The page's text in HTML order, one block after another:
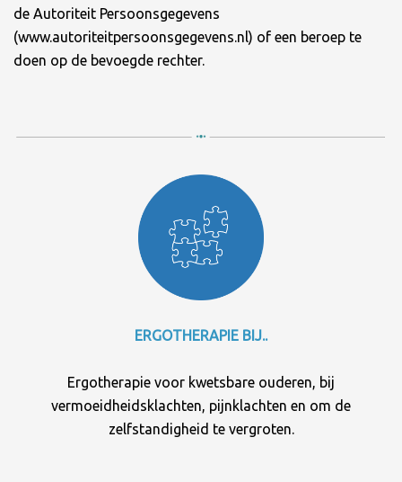
de Autoriteit Persoonsgegevens
(www.autoriteitpersoonsgegevens.nl) of een beroep te
doen op de bevoegde rechter.
ERGOTHERAPIE BIJ..
Ergotherapie voor kwetsbare ouderen, bij
vermoeidheidsklachten, pijnklachten en om de
zelfstandigheid te vergroten.